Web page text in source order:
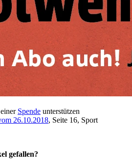
Spende unterstützen
26.10.2018, Seite 16, Sport
gefallen?